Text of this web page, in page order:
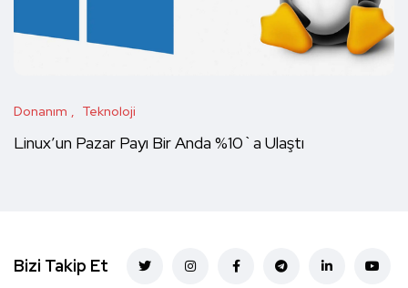
Donanım Teknoloji
Linux’un Pazar Payı Bir Anda %10`a Ulaştı
Bizi Takip Et